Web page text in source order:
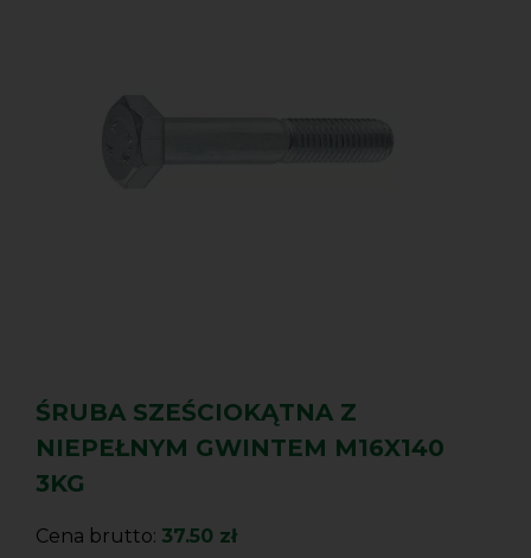
ŚRUBA SZEŚCIOKĄTNA Z
NIEPEŁNYM GWINTEM M16X140
3KG
Cena brutto: 37.50 zł